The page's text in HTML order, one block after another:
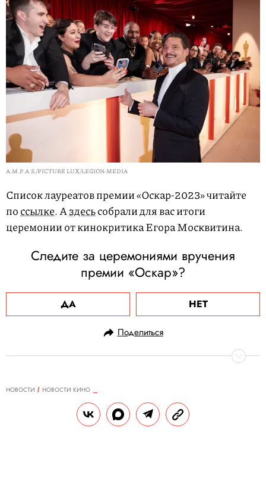
A.M.P.A.S./PICTURE LUX/LEGION-MEDIA
Список лауреатов премии «Оскар-2023» читайте
поссылке. Аздесьсобрали для вас итоги
церемонии от кинокритика Егора Москвитина.
Следите за церемониями вручения
премии «Оскар»?
ДА НЕТ
Поделиться
НОВОСТИ
НОВОСТИ КИНО
«Так вот как выглядит